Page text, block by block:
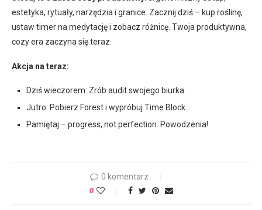
estetyka, rytuały, narzędzia i granice. Zacznij dziś – kup roślinę,
ustaw timer na medytację i zobacz różnicę. Twoja produktywna,
cozy era zaczyna się teraz.
Akcja na teraz:
Dziś wieczorem: Zrób audit swojego biurka.
Jutro: Pobierz Forest i wypróbuj Time Block.
Pamiętaj – progress, not perfection. Powodzenia!
0 komentarz
0